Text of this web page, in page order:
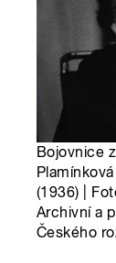
Bojovnice
(1936) |
Archivní a
Českého